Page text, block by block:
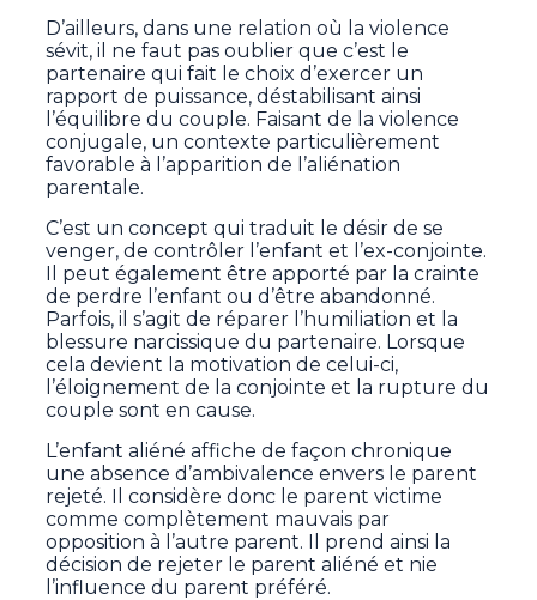
D’ailleurs, dans une relation où la violence
sévit, il ne faut pas oublier que c’est le
partenaire qui fait le choix d’exercer un
rapport de puissance, déstabilisant ainsi
l’équilibre du couple. Faisant de la violence
conjugale, un contexte particulièrement
favorable à l’apparition de l’aliénation
parentale.
C’est un concept qui traduit le désir de se
venger, de contrôler l’enfant et l’ex-conjointe.
Il peut également être apporté par la crainte
de perdre l’enfant ou d’être abandonné.
Parfois, il s’agit de réparer l’humiliation et la
blessure narcissique du partenaire. Lorsque
cela devient la motivation de celui-ci,
l’éloignement de la conjointe et la rupture du
couple sont en cause.
L’enfant aliéné affiche de façon chronique
une absence d’ambivalence envers le parent
rejeté. Il considère donc le parent victime
comme complètement mauvais par
opposition à l’autre parent. Il prend ainsi la
décision de rejeter le parent aliéné et nie
l’influence du parent préféré.